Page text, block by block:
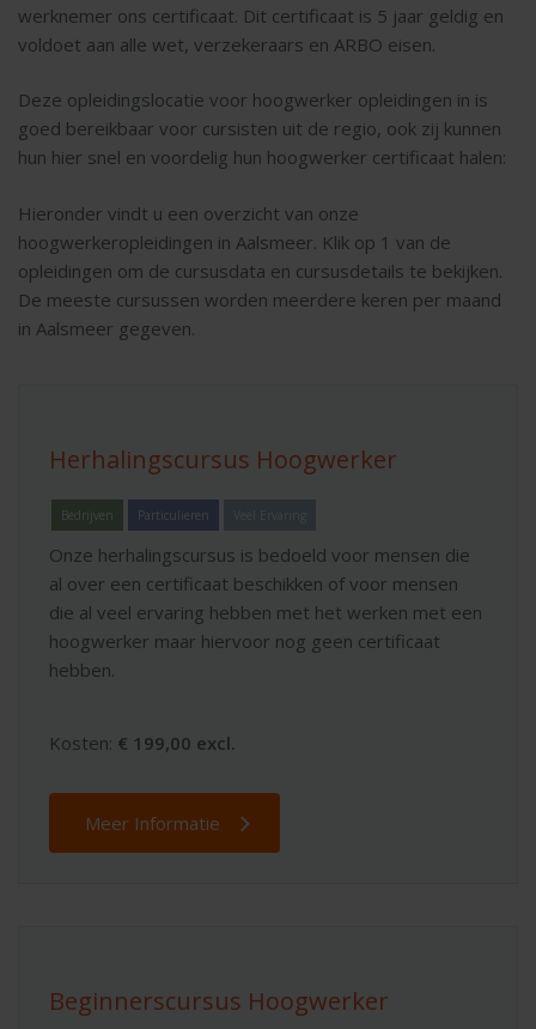
werknemer ons certificaat. Dit certificaat is 5 jaar geldig en
voldoet aan alle wet, verzekeraars en ARBO eisen.
Deze opleidingslocatie voor hoogwerker opleidingen in is
goed bereikbaar voor cursisten uit de regio, ook zij kunnen
hun hier snel en voordelig hun hoogwerker certificaat halen:
Hieronder vindt u een overzicht van onze
hoogwerkeropleidingen in Aalsmeer. Klik op 1 van de
opleidingen om de cursusdata en cursusdetails te bekijken.
De meeste cursussen worden meerdere keren per maand
in Aalsmeer gegeven.
Herhalingscursus Hoogwerker
Bedrijven Particulieren Veel Ervaring
Onze herhalingscursus is bedoeld voor mensen die
al over een certificaat beschikken of voor mensen
die al veel ervaring hebben met het werken met een
hoogwerker maar hiervoor nog geen certificaat
hebben.
Kosten: € 199,00 excl.
Meer Informatie
Beginnerscursus Hoogwerker